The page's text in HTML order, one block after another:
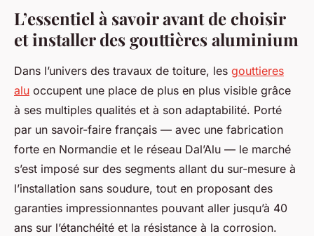
L’essentiel à savoir avant de choisir
et installer des gouttières aluminium
Dans l’univers des travaux de toiture, les gouttieres
alu occupent une place de plus en plus visible grâce
à ses multiples qualités et à son adaptabilité. Porté
par un savoir-faire français — avec une fabrication
forte en Normandie et le réseau Dal’Alu — le marché
s’est imposé sur des segments allant du sur-mesure à
l’installation sans soudure, tout en proposant des
garanties impressionnantes pouvant aller jusqu’à 40
ans sur l’étanchéité et la résistance à la corrosion.